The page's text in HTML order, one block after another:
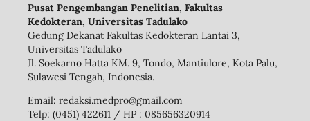
Pusat Pengembangan Penelitian, Fakultas
Kedokteran, Universitas Tadulako
Gedung Dekanat Fakultas Kedokteran Lantai 3,
Universitas Tadulako
Jl. Soekarno Hatta KM. 9, Tondo, Mantiulore, Kota Palu,
Sulawesi Tengah, Indonesia.
Email: redaksi.medpro@gmail.com
Telp: (0451) 422611 / HP : 085656320914